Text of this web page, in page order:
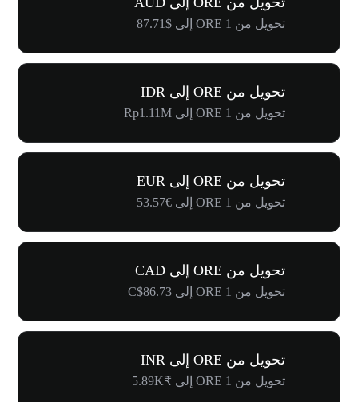
تحويل من 1 ORE إلى $87.71
تحويل من ORE إلى IDR
تحويل من 1 ORE إلى Rp1.11M
تحويل من ORE إلى EUR
تحويل من 1 ORE إلى €53.57
تحويل من ORE إلى CAD
تحويل من 1 ORE إلى C$86.73
تحويل من ORE إلى INR
تحويل من 1 ORE إلى ₹5.89K